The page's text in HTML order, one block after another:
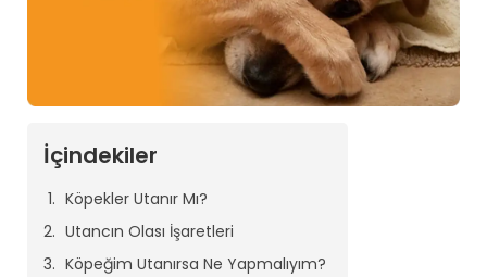
İçindekiler
Köpekler Utanır Mı?
Utancın Olası İşaretleri
Köpeğim Utanırsa Ne Yapmalıyım?